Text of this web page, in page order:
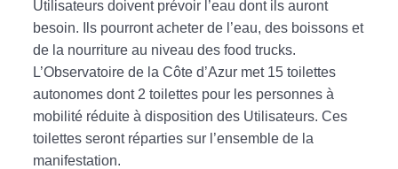
Utilisateurs doivent prévoir l’eau dont ils auront
besoin. Ils pourront acheter de l’eau, des boissons et
de la nourriture au niveau des food trucks.
L’Observatoire de la Côte d’Azur met 15 toilettes
autonomes dont 2 toilettes pour les personnes à
mobilité réduite à disposition des Utilisateurs. Ces
toilettes seront réparties sur l’ensemble de la
manifestation.